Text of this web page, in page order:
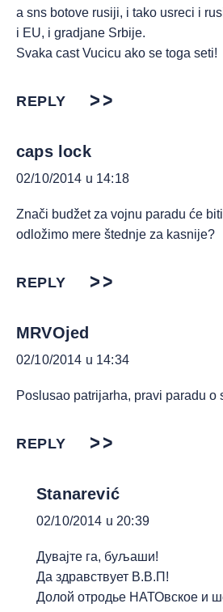
a sns botove rusiji, i tako usreci i
i EU, i gradjane Srbije.
Svaka cast Vucicu ako se toga seti!
REPLY
caps lock
02/10/2014 u 14:18
Znači budžet za vojnu paradu će
odložimo mere štednje za kasnije?
REPLY
MRVOjed
02/10/2014 u 14:34
Poslusao patrijarha, pravi paradu o
REPLY
Stanarević
02/10/2014 u 20:39
Дувајте га, буљаши!
Да здравствует В.В.П!
Долой отродье НАТОвское и